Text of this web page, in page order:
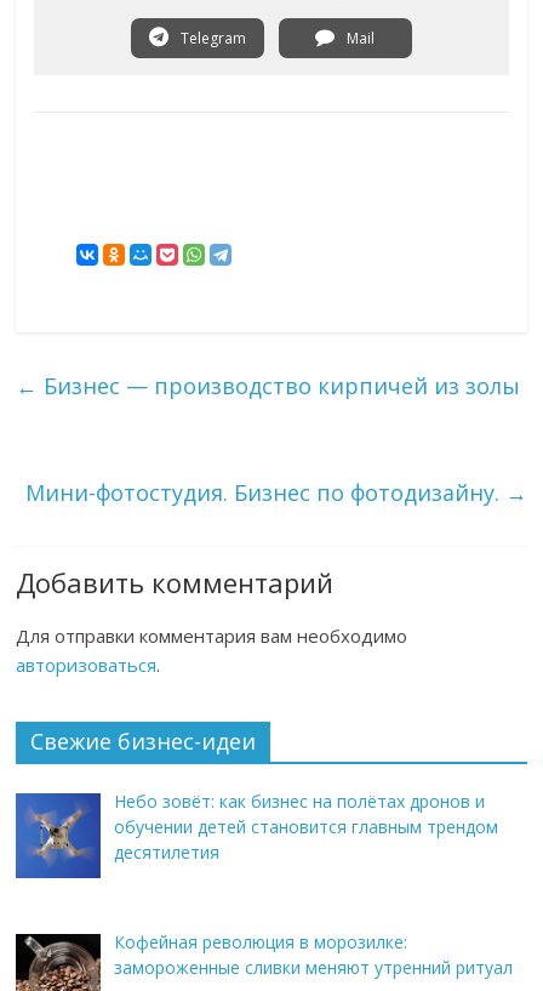
Telegram Mail
← Бизнес — производство кирпичей из золы
Мини-фотостудия. Бизнес по фотодизайну. →
Добавить комментарий
Для отправки комментария вам необходимо
авторизоваться.
Свежие бизнес-идеи
Небо зовёт: как бизнес на полётах дронов и
обучении детей становится главным трендом
десятилетия
Кофейная революция в морозилке:
замороженные сливки меняют утренний ритуал